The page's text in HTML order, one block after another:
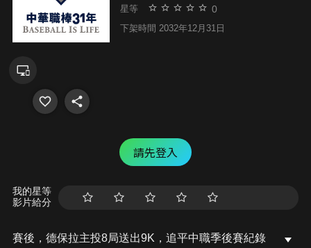
星等 0
下架時間 2032年12月31日
請先登入
我的星等
影片給分
賽後，德保拉主投8局送出9K，追平中職季後賽紀錄